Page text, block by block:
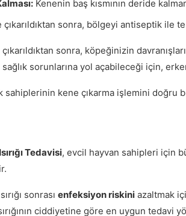
Kenenin baş kısmının deride
çıkarıldıktan sonra, bölgeyi antiseptik ile
çıkarıldıktan sonra, köpeğinizin
sağlık sorunlarına yol açabileceği için,
sahiplerinin kene çıkarma işlemini doğru
Tedavisi, evcil hayvan sahipleri için
sonrası enfeksiyon riskini azaltmak
ciddiyetine göre en uygun tedavi